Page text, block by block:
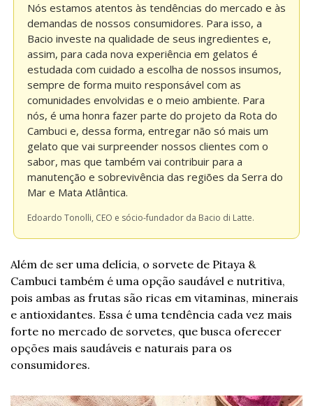
Nós estamos atentos às tendências do mercado e às
demandas de nossos consumidores. Para isso, a
Bacio investe na qualidade de seus ingredientes e,
assim, para cada nova experiência em gelatos é
estudada com cuidado a escolha de nossos insumos,
sempre de forma muito responsável com as
comunidades envolvidas e o meio ambiente. Para
nós, é uma honra fazer parte do projeto da Rota do
Cambuci e, dessa forma, entregar não só mais um
gelato que vai surpreender nossos clientes com o
sabor, mas que também vai contribuir para a
manutenção e sobrevivência das regiões da Serra do
Mar e Mata Atlântica.
Edoardo Tonolli, CEO e sócio-fundador da Bacio di Latte.
Além de ser uma delícia, o sorvete de Pitaya &
Cambuci também é uma opção saudável e nutritiva,
pois ambas as frutas são ricas em vitaminas, minerais
e antioxidantes. Essa é uma tendência cada vez mais
forte no mercado de sorvetes, que busca oferecer
opções mais saudáveis e naturais para os
consumidores.